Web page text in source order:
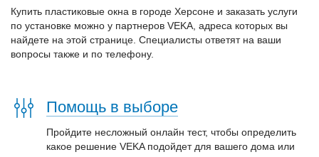
Купить пластиковые окна в городе Херсоне и заказать услуги
по установке можно у партнеров VEKA, адреса которых вы
найдете на этой странице. Специалисты ответят на ваши
вопросы также и по телефону.
Помощь в выборе
Пройдите несложный онлайн тест, чтобы определить
какое решение VEKA подойдет для вашего дома или